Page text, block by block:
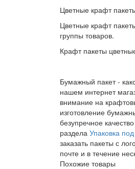
Цветные крафт
Цветные крафт
группы товаров.
Крафт пакеты
Бумажный пакет -
нашем интернет
внимание на
изготовление
безупречное
раздела Упаковка
заказать пакеты с
почте и в течение
Похожие товары